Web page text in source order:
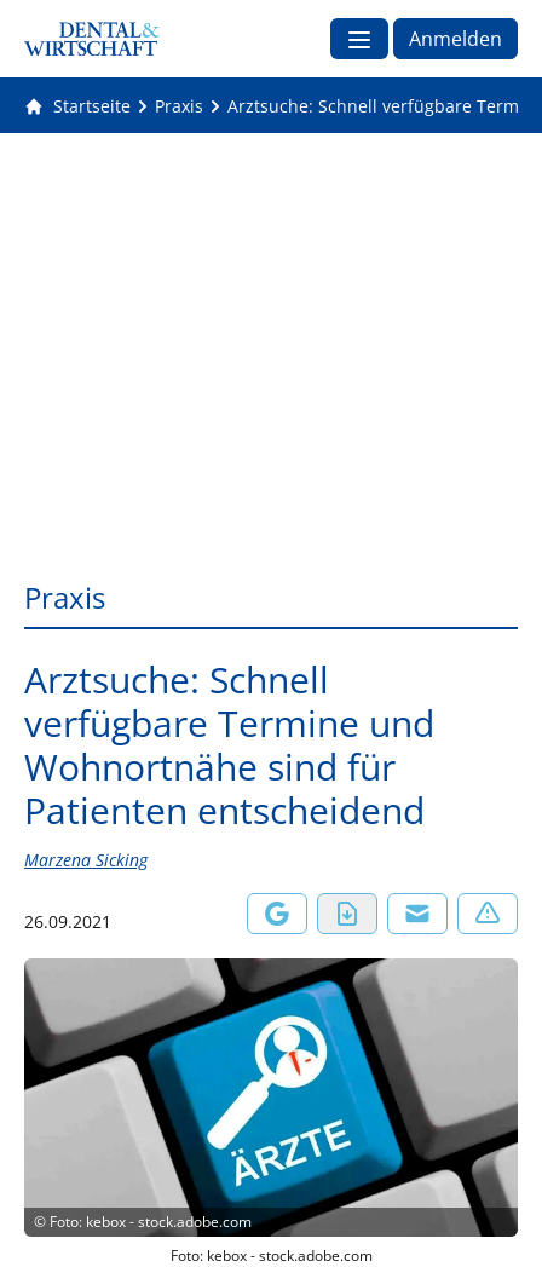
Anmelden
Startseite Praxis Arztsuche: Schnell verfügbare
Praxis
Arztsuche: Schnell
verfügbare Termine und
Wohnortnähe sind für
Patienten entscheidend
Marzena Sicking
26.09.2021
© Foto: kebox - stock.adobe.com
Foto: kebox - stock.adobe.com